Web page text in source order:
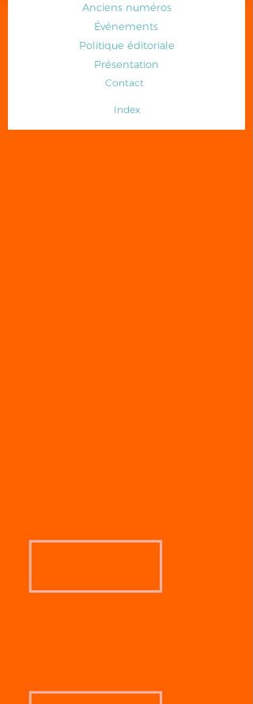
Anciens numéros
Événements
Politique éditoriale
Présentation
Contact
Index